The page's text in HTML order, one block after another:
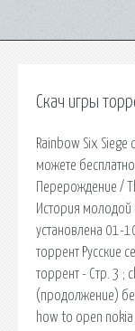
Скач игры
Rainbow Six Siege
можете
Пeрeрoждeниe /
История молодой
установлена 01-
торрент Русские
торрент - Стр. 3 ;
(продолжение)
how to open